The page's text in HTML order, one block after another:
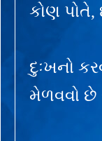
કોણ
દુઃખનો
મેળવવો